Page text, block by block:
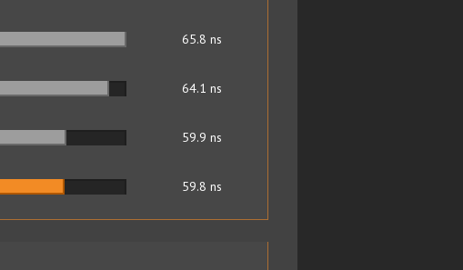
65.8 ns
64.1 ns
59.9 ns
59.8 ns